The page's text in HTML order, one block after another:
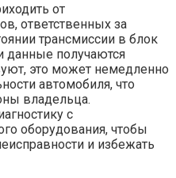
от
ответственных за
трансмиссии в блок
данные получаются
это может немедленно
автомобиля, что
владельца.
с
оборудования, чтобы
и избежать